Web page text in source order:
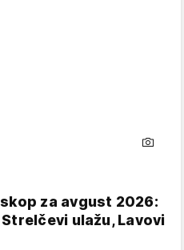
za avgust 2026:
ulažu, Lavovi